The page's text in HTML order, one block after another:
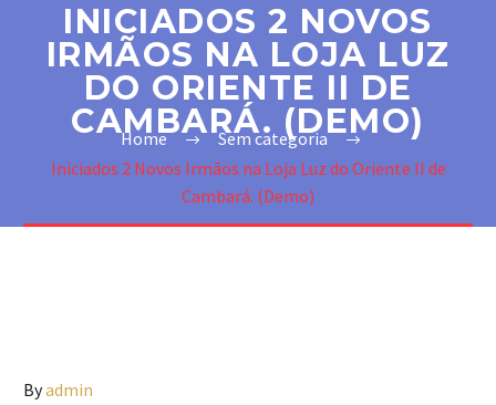
INICIADOS 2 NOVOS
IRMÃOS NA LOJA LUZ
DO ORIENTE II DE
CAMBARÁ. (DEMO)
Home
Sem categoria
Iniciados 2 Novos Irmãos na Loja Luz do Oriente II de
Cambará. (Demo)
Byadmin